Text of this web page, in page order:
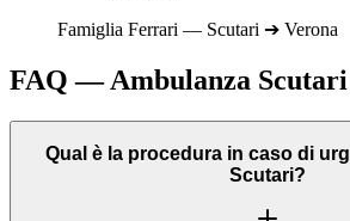
Famiglia Ferrari — Scutari ➔ Verona
FAQ — Ambulanza Scutari
Qual è la procedura in caso di
Scutari?